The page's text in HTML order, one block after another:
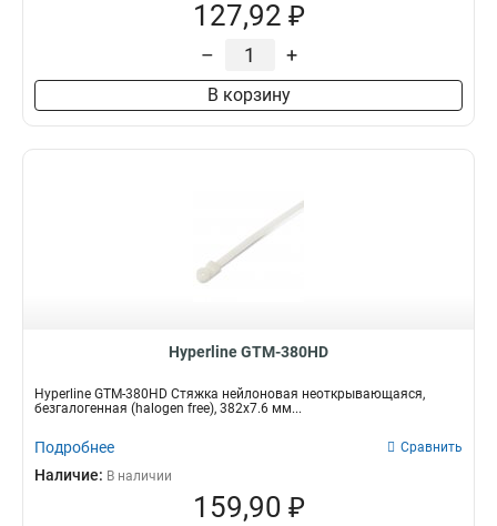
127,92 ₽
– +
В корзину
Hyperline GTM-380HD
Hyperline GTM-380HD Стяжка нейлоновая неоткрывающаяся,
безгалогенная (halogen free), 382x7.6 мм...
Подробнее Сравнить
Наличие: В наличии
159,90 ₽